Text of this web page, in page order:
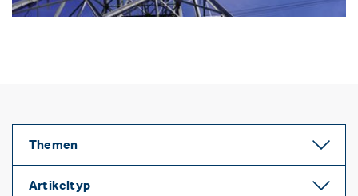
Themen
Artikeltyp